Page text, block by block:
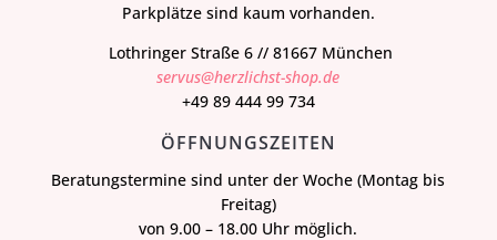
Parkplätze sind kaum vorhanden.
Lothringer Straße 6 // 81667 München
servus@herzlichst-shop.de
+49 89 444 99 734
ÖFFNUNGSZEITEN
Beratungstermine sind unter der Woche (Montag bis
Freitag)
von 9.00 – 18.00 Uhr möglich.